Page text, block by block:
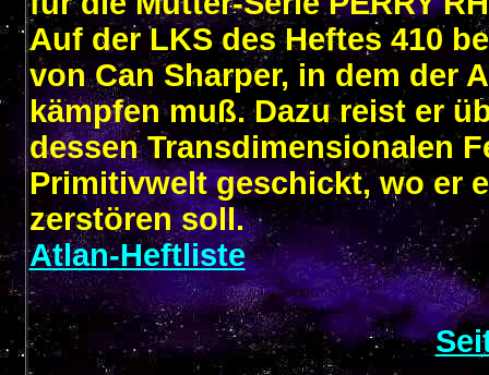
Auf der LKS des Heftes 410
von Can Sharper, in dem der
kämpfen muß. Dazu reist er
dessen Transdimensionalen
Primitivwelt geschickt, wo er
zerstören soll.
Atlan-Heftliste